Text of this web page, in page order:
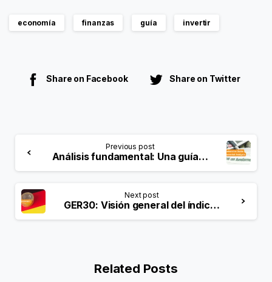
economía finanzas guía invertir
Share on Facebook Share on Twitter
Previous post
Análisis fundamental: Una guía completa para entender los mercados financieros
Next post
GER30: Visión general del índice DAX alemán
Related Posts